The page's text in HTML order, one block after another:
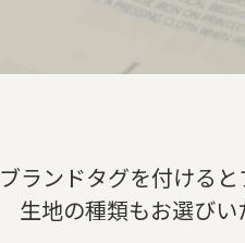
ブランドタグを付ける
生地の種類もお選び